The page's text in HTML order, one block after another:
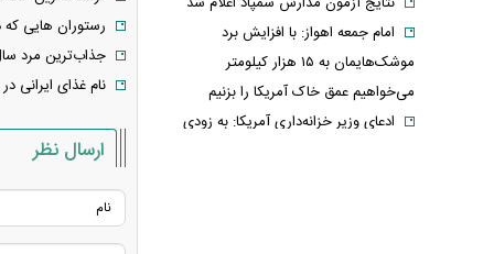
رستوران هایی
جذاب‌ترین مرد
نام غذای ایرانی
ارسال نظر
امام‌ جمعه اهواز: با افزایش برد
موشک‌هایمان به ۱۵ هزار کیلومتر
می‌خواهیم عمق خاک آمریکا را بزنیم
ادعای وزیر خزانه‌داری آمریکا: به زودی